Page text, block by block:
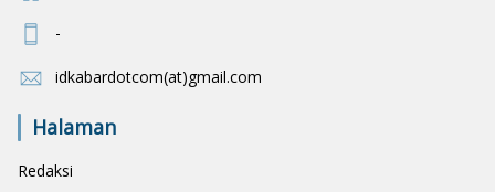
-
idkabardotcom(at)gmail.com
Halaman
Redaksi